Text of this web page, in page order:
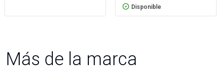
Disponible
Más de la marca